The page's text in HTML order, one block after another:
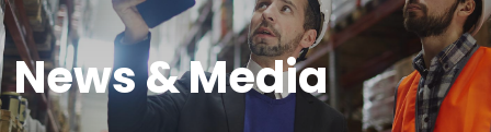
News & Media